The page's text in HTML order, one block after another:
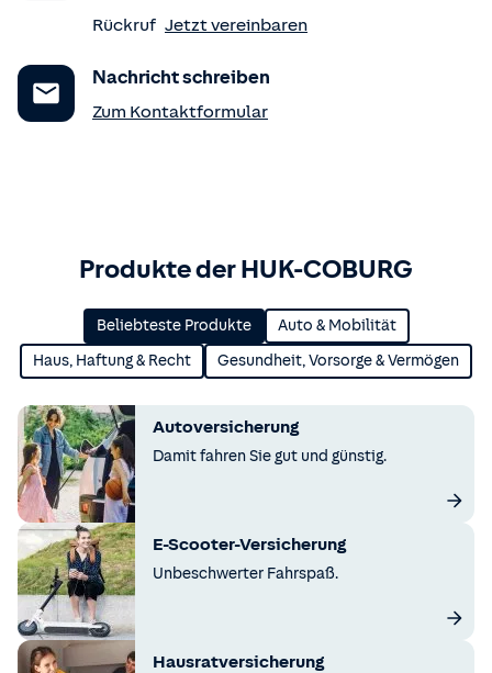
Rückruf Jetzt vereinbaren
Nachricht schreiben
Zum Kontaktformular
Produkte der HUK-COBURG
Beliebteste Produkte Auto & Mobilität
Haus, Haftung & Recht Gesundheit, Vorsorge & Vermögen
Autoversicherung
Damit fahren Sie gut und günstig.
E-Scooter-Versicherung
Unbeschwerter Fahrspaß.
Hausratversicherung